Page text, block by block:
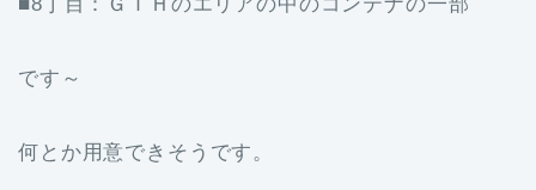
です～
何とか用意できそうです。